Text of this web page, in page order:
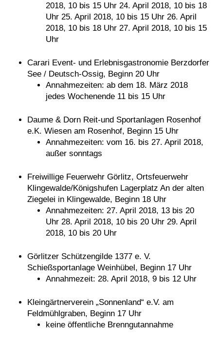
2018, 10 bis 15 Uhr 24. April 2018, 10 bis 18
Uhr 25. April 2018, 10 bis 15 Uhr 26. April
2018, 10 bis 18 Uhr 27. April 2018, 10 bis 15
Uhr
Carari Event- und Erlebnisgastronomie Berzdorfer
See / Deutsch-Ossig, Beginn 20 Uhr
Annahmezeiten: ab dem 18. März 2018
jedes Wochenende 11 bis 15 Uhr
Daume & Dorn Reit-und Sportanlagen Rosenhof
e.K. Wiesen am Rosenhof, Beginn 15 Uhr
Annahmezeiten: vom 16. bis 27. April 2018,
außer sonntags
Freiwillige Feuerwehr Görlitz, Ortsfeuerwehr
Klingewalde/Königshufen Lagerplatz An der alten
Ziegelei in Klingewalde, Beginn 18 Uhr
Annahmezeiten: 27. April 2018, 13 bis 20
Uhr 28. April 2018, 10 bis 20 Uhr 29. April
2018, 10 bis 20 Uhr
Görlitzer Schützengilde 1377 e. V.
Schießsportanlage Weinhübel, Beginn 17 Uhr
Annahmezeit: 28. April 2018, 9 bis 12 Uhr
Kleingärtnerverein „Sonnenland“ e.V. am
Feldmühlgraben, Beginn 17 Uhr
keine öffentliche Brenngutannahme